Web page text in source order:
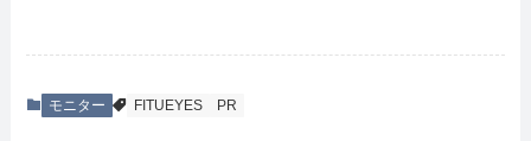
モニター FITUEYES PR